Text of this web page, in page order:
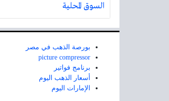
السوق المحلية
بورصة الذهب في مصر
picture compressor
برنامج فواتير
أسعار الذهب اليوم
الإمارات اليوم